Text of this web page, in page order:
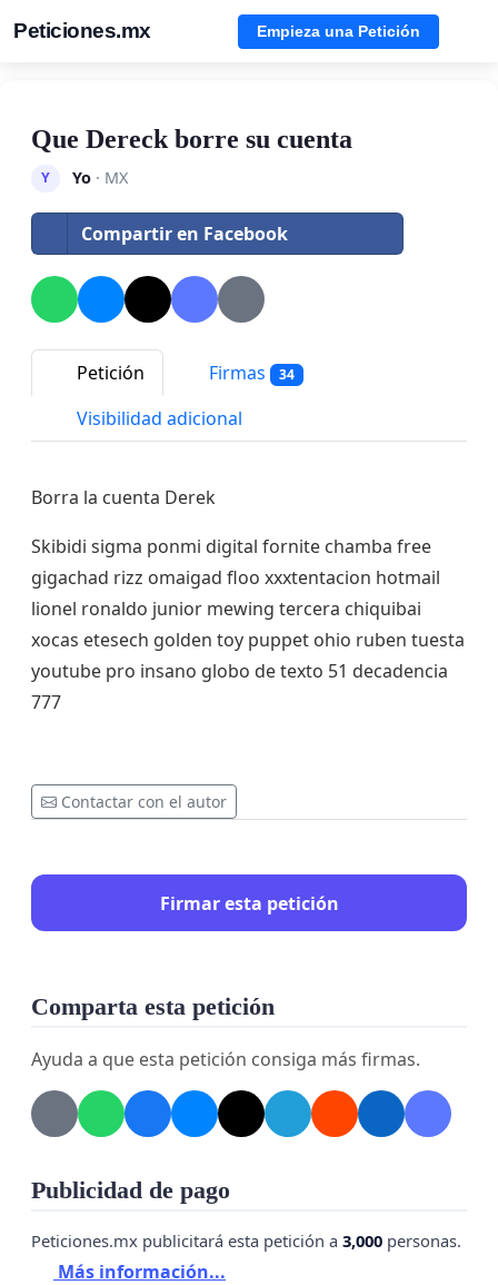
Peticiones.mx Empieza una Petición
Que Dereck borre su cuenta
Y Yo· MX
Compartir en Facebook
Petición Firmas 34
Visibilidad adicional
Borra la cuenta Derek
Skibidi sigma ponmi digital fornite chamba free
gigachad rizz omaigad floo xxxtentacion hotmail
lionel ronaldo junior mewing tercera chiquibai
xocas etesech golden toy puppet ohio ruben tuesta
youtube pro insano globo de texto 51 decadencia
777
Contactar con el autor
Firmar esta petición
Comparta esta petición
Ayuda a que esta petición consiga más firmas.
Publicidad de pago
Peticiones.mx publicitará esta petición a 3,000 personas.
Más información...